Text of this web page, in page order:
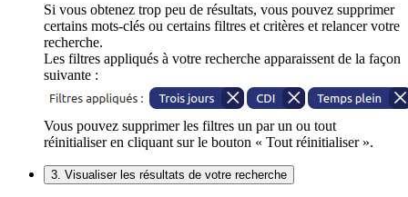
Si vous obtenez trop peu de résultats, vous pouvez supprimer
certains mots-clés ou certains filtres et critères et relancer votre
recherche.
Les filtres appliqués à votre recherche apparaissent de la façon
suivante :
Vous pouvez supprimer les filtres un par un ou tout
réinitialiser en cliquant sur le bouton « Tout réinitialiser ».
3. Visualiser les résultats de votre recherche